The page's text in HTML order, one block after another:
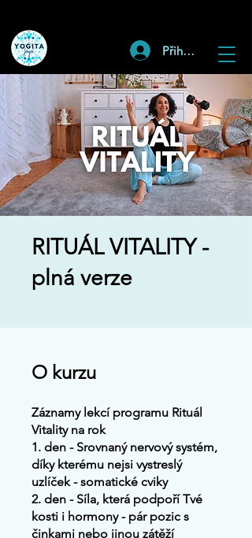
Přihlásit
RITUÁL VITALITY -
plná verze
O kurzu
Záznamy lekcí programu Rituál
Vitality na rok
1. den - Srovnaný nervový systém,
díky kterému nejsi vystreslý
uzlíček - somatické cviky
2. den - Síla, která podpoří Tvé
kosti i hormony - pár pozic s
činkami nebo jinou zátěží